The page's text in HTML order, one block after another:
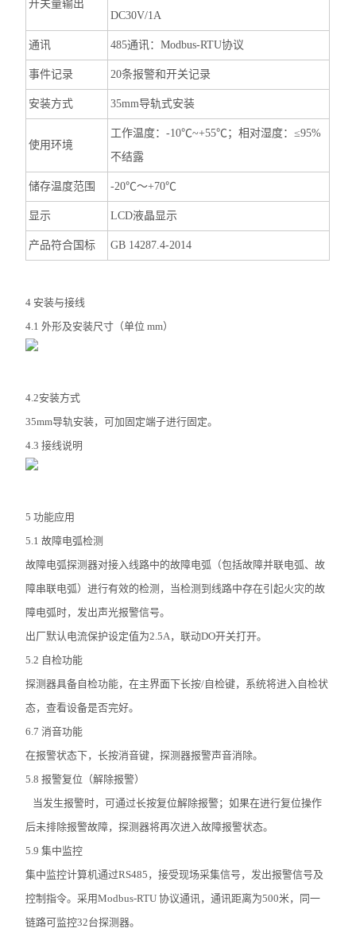
开关量输出
DC30V/1A
通讯 485通讯：Modbus-RTU协议
事件记录 20条报警和开关记录
安装方式 35mm导轨式安装
使用环境
工作温度：-10℃~+55℃；相对湿度：≤95%
不结露
储存温度范围 -20℃～+70℃
显示 LCD液晶显示
产品符合国标 GB 14287.4-2014
4 安装与接线
4.1 外形及安装尺寸（单位 mm）
4.2安装方式
35mm导轨安装，可加固定端子进行固定。
4.3 接线说明
5 功能应用
5.1 故障电弧检测
故障电弧探测器对接入线路中的故障电弧（包括故障并联电弧、故
障串联电弧）进行有效的检测，当检测到线路中存在引起火灾的故
障电弧时，发出声光报警信号。
出厂默认电流保护设定值为2.5A，联动DO开关打开。
5.2 自检功能
探测器具备自检功能，在主界面下长按/自检键，系统将进入自检状
态，查看设备是否完好。
6.7 消音功能
在报警状态下，长按消音键，探测器报警声音消除。
5.8 报警复位（解除报警）
当发生报警时，可通过长按复位解除报警；如果在进行复位操作
后未排除报警故障，探测器将再次进入故障报警状态。
5.9 集中监控
集中监控计算机通过RS485，接受现场采集信号，发出报警信号及
控制指令。采用Modbus-RTU 协议通讯，通讯距离为500米，同一
链路可监控32台探测器。